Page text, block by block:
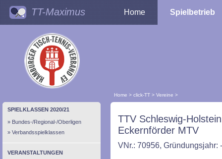
TT-Maximus Home Spielbetrieb
Home > click-TT > Vereine >
SPIELKLASSEN 2020/21
Bundes-/Regional-/Oberligen
Verbandsspielklassen
VERANSTALTUNGEN
TTV Schleswig-Holstein
Eckernförder MTV
VNr.: 70956, Gründungsjahr: -